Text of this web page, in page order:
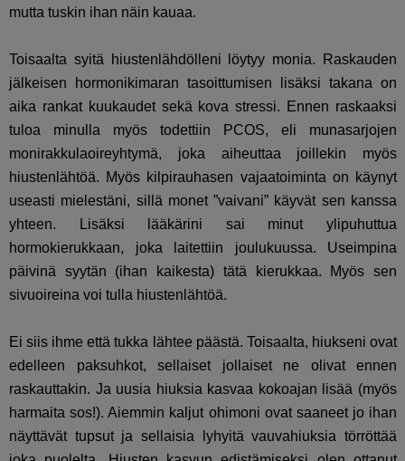
mutta tuskin ihan näin kauaa.
Toisaalta syitä hiustenlähdölleni löytyy monia. Raskauden
jälkeisen hormonikimaran tasoittumisen lisäksi takana on
aika rankat kuukaudet sekä kova stressi. Ennen raskaaksi
tuloa minulla myös todettiin PCOS, eli munasarjojen
monirakkulaoireyhtymä, joka aiheuttaa joillekin myös
hiustenlähtöä. Myös kilpirauhasen vajaatoiminta on käynyt
useasti mielestäni, sillä monet ”vaivani” käyvät sen kanssa
yhteen. Lisäksi lääkärini sai minut ylipuhuttua
hormokierukkaan, joka laitettiin joulukuussa. Useimpina
päivinä syytän (ihan kaikesta) tätä kierukkaa. Myös sen
sivuoireina voi tulla hiustenlähtöä.
Ei siis ihme että tukka lähtee päästä. Toisaalta, hiukseni ovat
edelleen paksuhkot, sellaiset jollaiset ne olivat ennen
raskauttakin. Ja uusia hiuksia kasvaa kokoajan lisää (myös
harmaita sos!). Aiemmin kaljut ohimoni ovat saaneet jo ihan
näyttävät tupsut ja sellaisia lyhyitä vauvahiuksia törröttää